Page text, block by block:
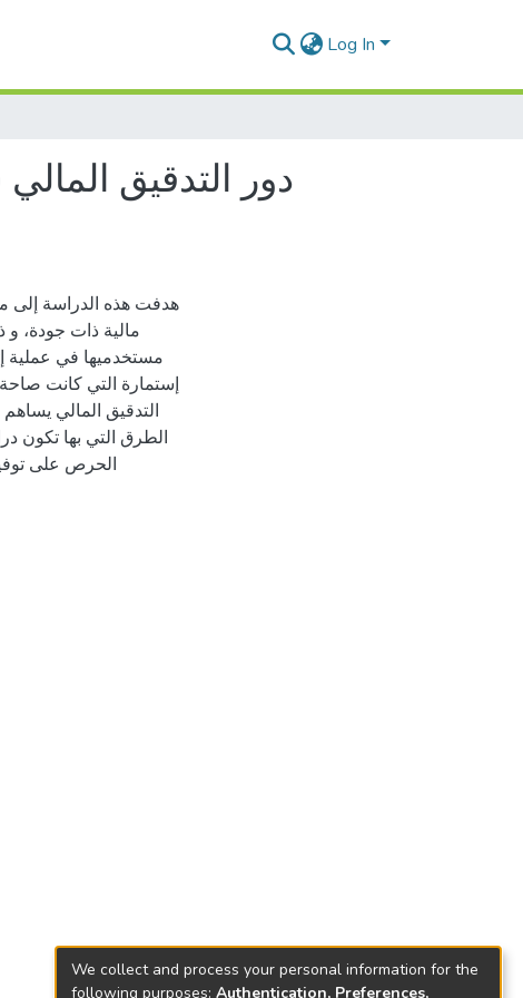
Log In
دور التدقيق
هدفت هذه الدراسة إلى
مالية ذات جودة،
إستمارة التي كانت
التدقيق المالي
الطرق التي بها تكون
الحرص على
We collect and process your personal information for the
following purposes: Authentication, Preferences,